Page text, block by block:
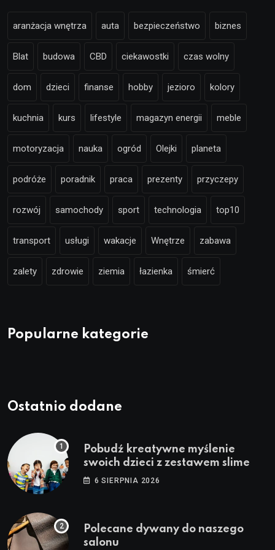
aranżacja wnętrza auta bezpieczeństwo biznes
Blat budowa CBD ciekawostki czas wolny
dom dzieci finanse hobby jezioro kolory
kuchnia kurs lifestyle magazyn energii meble
motoryzacja nauka ogród Olejki planeta
podróże poradnik praca prezenty przyczepy
rozwój samochody sport technologia top10
transport usługi wakacje Wnętrze zabawa
zalety zdrowie ziemia łazienka śmierć
Popularne kategorie
Ostatnio dodane
Pobudź kreatywne myślenie
swoich dzieci z zestawem slime
6 SIERPNIA 2026
Polecane dywany do naszego
salonu